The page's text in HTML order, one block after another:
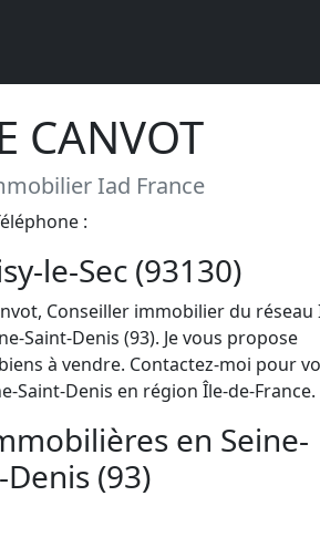
CANVOT
Iad France
:
le-Sec (93130)
Conseiller immobilier du réseau
Saint-Denis (93). Je vous propose
à vendre. Contactez-moi pour
Saint-Denis en région Île-de-France.
en Seine-
(93)